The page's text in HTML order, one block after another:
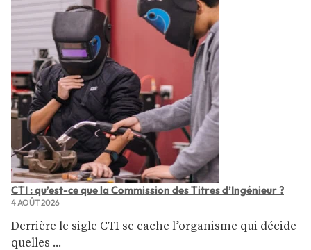
CTI : qu’est-ce que la Commission des Titres d’Ingénieur ?
4 AOÛT 2026
Derrière le sigle CTI se cache l’organisme qui décide
quelles ...